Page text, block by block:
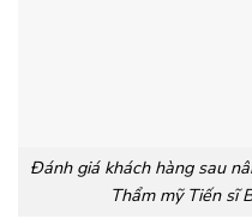
Đánh giá khách hàng sau
Thẩm mỹ Tiến sĩ